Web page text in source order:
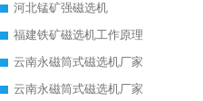
河北锰矿强磁选机
福建铁矿磁选机工作原理
云南永磁筒式磁选机厂家
云南永磁筒式磁选机厂家